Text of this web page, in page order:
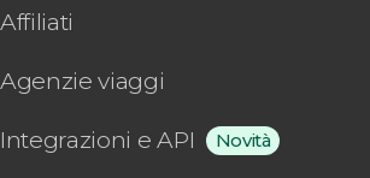
Affiliati
Agenzie viaggi
Integrazioni e API Novità